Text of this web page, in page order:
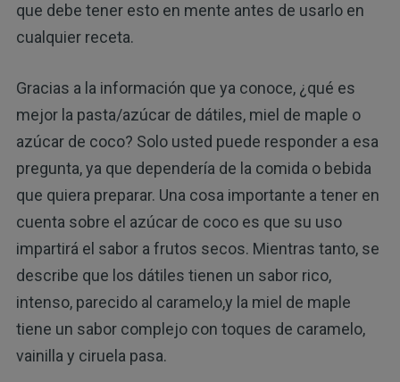
que debe tener esto en mente antes de usarlo en
cualquier receta.
Gracias a la información que ya conoce, ¿qué es
mejor la pasta/azúcar de dátiles, miel de maple o
azúcar de coco? Solo usted puede responder a esa
pregunta, ya que dependería de la comida o bebida
que quiera preparar. Una cosa importante a tener en
cuenta sobre el azúcar de coco es que su uso
impartirá el sabor a frutos secos. Mientras tanto, se
describe que los dátiles tienen un sabor rico,
intenso, parecido al caramelo,y la miel de maple
tiene un sabor complejo con toques de caramelo,
vainilla y ciruela pasa.